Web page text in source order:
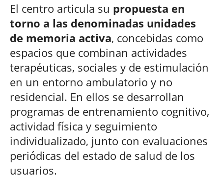
El centro articula su propuesta en
torno a las denominadas unidades
de memoria activa, concebidas como
espacios que combinan actividades
terapéuticas, sociales y de estimulación
en un entorno ambulatorio y no
residencial. En ellos se desarrollan
programas de entrenamiento cognitivo,
actividad física y seguimiento
individualizado, junto con evaluaciones
periódicas del estado de salud de los
usuarios.